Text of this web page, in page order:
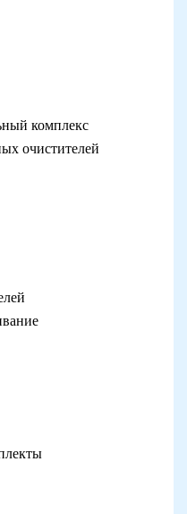
комплекс
очистителей